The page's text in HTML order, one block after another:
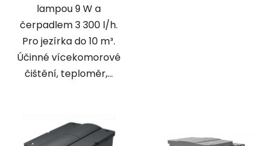
lampou 9 W a
čerpadlem 3 300 l/h.
Pro jezírka do 10 m³.
Účinné vícekomorové
čištění, teploměr,...